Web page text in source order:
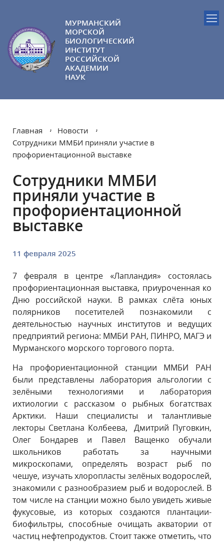
МУРМАНСКИЙ
МОРСКОЙ
БИОЛОГИЧЕСКИЙ
ИНСТИТУТ
РОССИЙСКОЙ
АКАДЕМИИ
НАУК
Главная
Новости
Сотрудники ММБИ приняли участие в
профориентационной выставке
Сотрудники ММБИ
приняли участие в
профориентационной
выставке
11 февраля 2025
7 февраля в центре «Лапландия» состоялась
профориентационная выставка, приуроченная ко
Дню российской науки. В рамках слёта юных
полярников посетителей познакомили с
деятельностью научных институтов и ведущих
предприятий региона: ММБИ РАН, ПИНРО, МАГЭ и
Мурманского морского торгового порта.
На профориентационной станции ММБИ РАН
были представлены лаборатория альгологии с
зелёными технологиями и лаборатория
ихтиологии с рассказом о рыбных богатствах
Арктики. Наши специалисты и талантливые
лекторы Светлана Колбеева, Дмитрий Пуговкин,
Олег Бондарев и Павел Ващенко обучали
школьников работать за научными
микроскопами, определять возраст рыб по
чешуе, изучать хлоропласты зелёных водорослей,
знакомили с разнообразием рыб и водорослей. В
том числе на станции можно было увидеть живые
фукусовые, из которых создаются плантации-
биофильтры, способные очищать акватории от
частиц нефтепродуктов. Стоит также отметить, что